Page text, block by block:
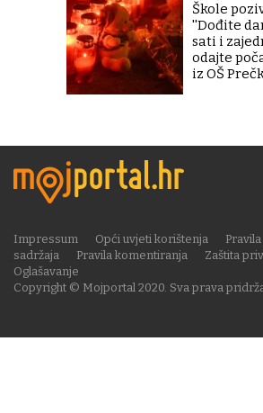
Škole
''Dođite
sati i
odajte
iz OŠ
Copyright © Mojportal 2020. Sva prava
Impressum Opći uvjeti korištenja
sadržaja
Pravila komentiranja Zaštita
Oglašavanje